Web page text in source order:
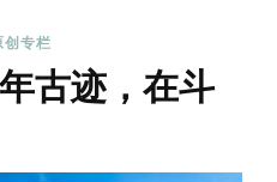
创专栏
古迹，在斗